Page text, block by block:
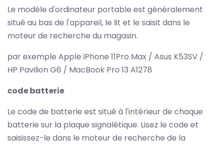
Le modèle d'ordinateur portable est généralement
situé au bas de l'appareil, le lit et le saisit dans le
moteur de recherche du magasin.
par exemple Apple iPhone 11Pro Max / Asus K53SV /
HP Pavilion G6 / MacBook Pro 13 A1278
code batterie
Le code de batterie est situé à l'intérieur de chaque
batterie sur la plaque signalétique. Lisez le code et
saisissez-le dans le moteur de recherche de la